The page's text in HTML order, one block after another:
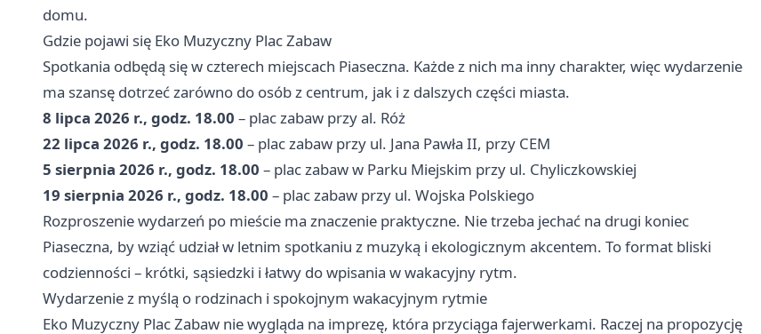
domu.
Gdzie pojawi się Eko Muzyczny Plac Zabaw
Spotkania odbędą się w czterech miejscach Piaseczna. Każde z nich ma inny charakter, więc wydarzenie
ma szansę dotrzeć zarówno do osób z centrum, jak i z dalszych części miasta.
8 lipca 2026 r., godz. 18.00 – plac zabaw przy al. Róż
22 lipca 2026 r., godz. 18.00 – plac zabaw przy ul. Jana Pawła II, przy CEM
5 sierpnia 2026 r., godz. 18.00 – plac zabaw w Parku Miejskim przy ul. Chyliczkowskiej
19 sierpnia 2026 r., godz. 18.00 – plac zabaw przy ul. Wojska Polskiego
Rozproszenie wydarzeń po mieście ma znaczenie praktyczne. Nie trzeba jechać na drugi koniec
Piaseczna, by wziąć udział w letnim spotkaniu z muzyką i ekologicznym akcentem. To format bliski
codzienności – krótki, sąsiedzki i łatwy do wpisania w wakacyjny rytm.
Wydarzenie z myślą o rodzinach i spokojnym wakacyjnym rytmie
Eko Muzyczny Plac Zabaw nie wygląda na imprezę, która przyciąga fajerwerkami. Raczej na propozycję